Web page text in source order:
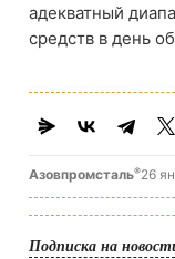
адекватный
средств в день
Азовпромсталь®26
Подписка на